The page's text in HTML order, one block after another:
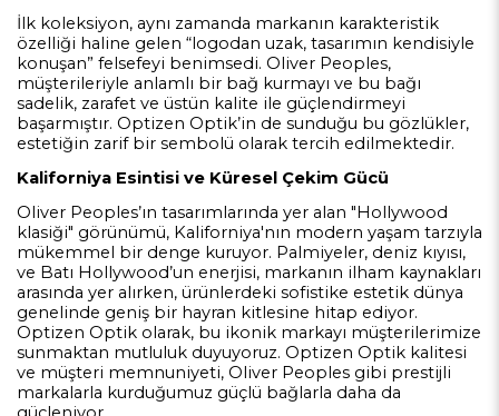
İlk koleksiyon, aynı zamanda markanın karakteristik
özelliği haline gelen “logodan uzak, tasarımın kendisiyle
konuşan” felsefeyi benimsedi. Oliver Peoples,
müşterileriyle anlamlı bir bağ kurmayı ve bu bağı
sadelik, zarafet ve üstün kalite ile güçlendirmeyi
başarmıştır. Optizen Optik’in de sunduğu bu gözlükler,
estetiğin zarif bir sembolü olarak tercih edilmektedir.
Kaliforniya Esintisi ve Küresel Çekim Gücü
Oliver Peoples’ın tasarımlarında yer alan "Hollywood
klasiği" görünümü, Kaliforniya'nın modern yaşam tarzıyla
mükemmel bir denge kuruyor. Palmiyeler, deniz kıyısı,
ve Batı Hollywood’un enerjisi, markanın ilham kaynakları
arasında yer alırken, ürünlerdeki sofistike estetik dünya
genelinde geniş bir hayran kitlesine hitap ediyor.
Optizen Optik olarak, bu ikonik markayı müşterilerimize
sunmaktan mutluluk duyuyoruz. Optizen Optik kalitesi
ve müşteri memnuniyeti, Oliver Peoples gibi prestijli
markalarla kurduğumuz güçlü bağlarla daha da